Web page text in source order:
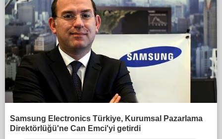
Samsung Electronics Türkiye, Kurumsal Pazarlama
Direktörlüğü'ne Can Emci'yi getirdi